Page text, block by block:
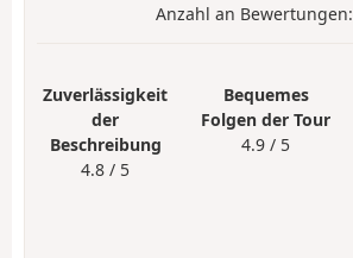
Anzahl an Bewertungen:
Zuverlässigkeit
der
Beschreibung
4.8 / 5
Bequemes
Folgen der Tour
4.9 / 5